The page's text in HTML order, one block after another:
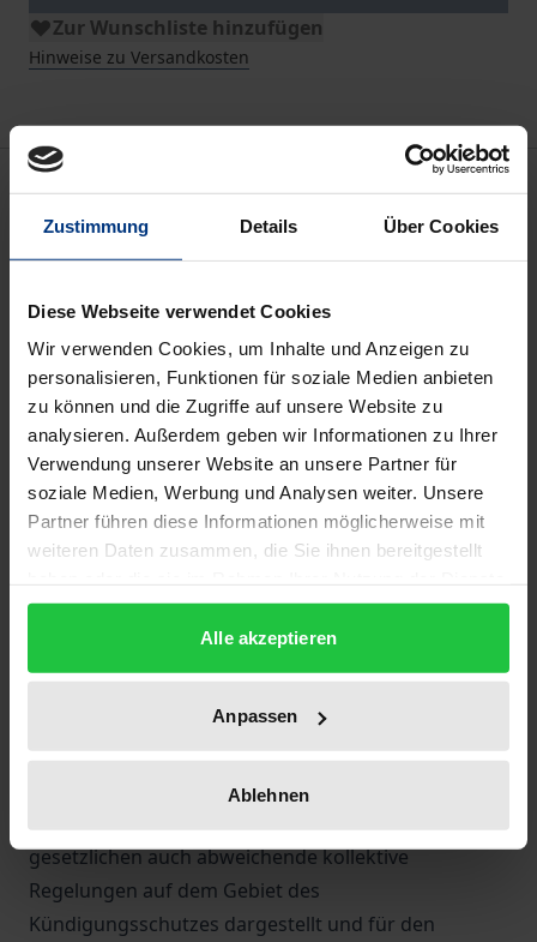
Zustimmung Details Über Cookies
Diese Webseite verwendet Cookies
Wir verwenden Cookies, um Inhalte und Anzeigen zu
personalisieren, Funktionen für soziale Medien anbieten
zu können und die Zugriffe auf unsere Website zu
analysieren. Außerdem geben wir Informationen zu Ihrer
Verwendung unserer Website an unsere Partner für
soziale Medien, Werbung und Analysen weiter. Unsere
Partner führen diese Informationen möglicherweise mit
weiteren Daten zusammen, die Sie ihnen bereitgestellt
gesammelt haben.
Alle akzeptieren
Anpassen
Ablehnen
Zur Wunschliste hinzufügen
Hinweise zu Versandkosten
Beschreibung
Nach dem Beitritt Schwedens zur Europäischen
arbeitsrechtlichen Regelungen auch in Deutschland
gewachsen. Der Kündigungsschutz im
Arbeitsverhältnis ist dabei eine der zentralen
Fragestellungen.
Das Werk vergleicht umfassend die Rechtslage in
Schweden und Deutschland und gibt Antworten auf
die praktisch relevanten Fragen des
Kündigungsschutzes in beiden Ländern.
Arbeitsverhältnisses erlauben. Einbezogen werden
aber auch der Arbeitnehmerbegriff, die Zulässigkeit
der Befristung von Arbeitsverhältnissen, die
Kündigungsfristen und die Sanktionsmöglichkeiten
bei unberechtigter Kündigung. Als Besonderheit des
gesetzlichen auch abweichende kollektive
Regelungen auf dem Gebiet des
Kündigungsschutzes dargestellt und für den